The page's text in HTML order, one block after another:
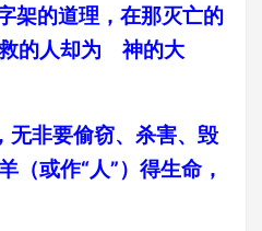
架的道理，在那灭亡的
的人却为 神的大
无非要偷窃、杀害、毁
（或作“人”）得生命，